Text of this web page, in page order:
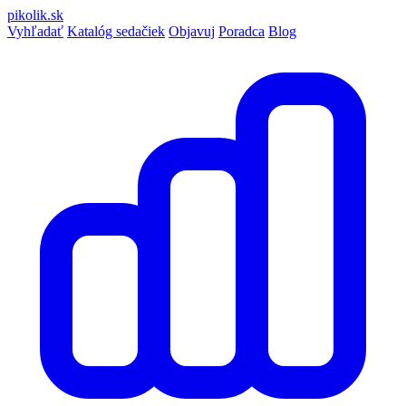
pikolik.sk
Vyhľadať Katalóg sedačiek Objavuj Poradca Blog